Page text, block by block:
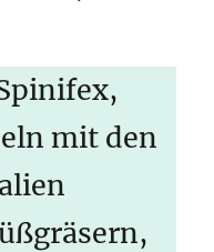
mit den